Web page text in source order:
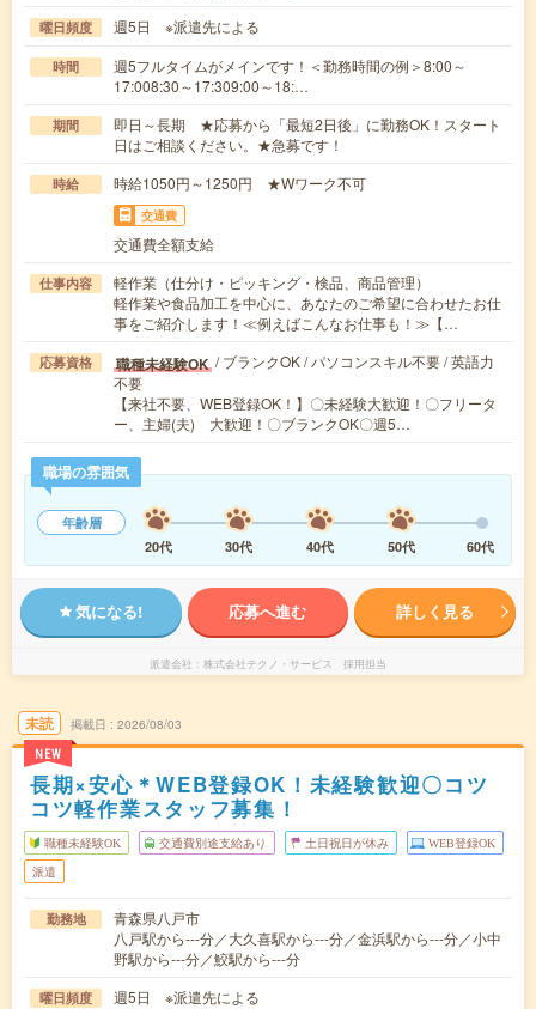
曜日頻度 週5日 ※派遣先による
時間
週5フルタイムがメインです！＜勤務時間の例＞8:00～
17:008:30～17:309:00～18:…
期間
即日～長期 ★応募から「最短2日後」に勤務OK！スタート
日はご相談ください。★急募です！
時給 時給1050円～1250円 ★Wワーク不可
交通費
交通費全額支給
仕事内容
軽作業（仕分け・ピッキング・検品、商品管理）
軽作業や食品加工を中心に、あなたのご希望に合わせたお仕
事をご紹介します！≪例えばこんなお仕事も！≫【…
応募資格 職種未経験OK / ブランクOK / パソコンスキル不要 / 英語力
不要
【来社不要、WEB登録OK！】〇未経験大歓迎！〇フリータ
ー、主婦(夫) 大歓迎！〇ブランクOK〇週5…
職場の雰囲気
年齢層
20代
30代 40代 50代 60代
気になる! 応募へ進む 詳しく見る
派遣会社 株式会社テクノ・サービス 採用担当
未読
NEW
掲載日 2026/08/03
長期×安心＊WEB登録OK！未経験歓迎〇コツ
コツ軽作業スタッフ募集！
職種未経験OK 交通費別途支給あり 土日祝日が休み WEB登録OK
派遣
勤務地
青森県八戸市
八戸駅から---分／大久喜駅から---分／金浜駅から---分／小中
野駅から---分／鮫駅から---分
曜日頻度 週5日 ※派遣先による